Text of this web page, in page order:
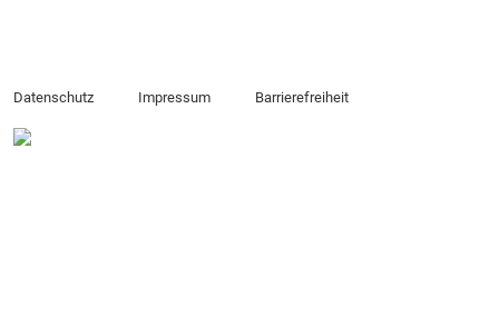
Datenschutz Impressum Barrierefreiheit